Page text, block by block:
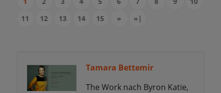
11
12 13 14 15 » »|
Tamara Bettemir
The Work nach Byron Katie,